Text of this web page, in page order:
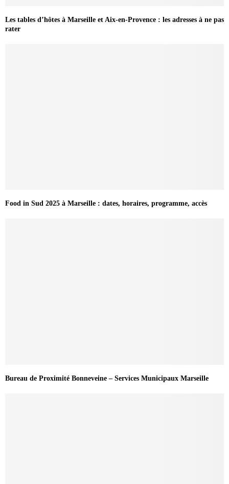
Les tables d’hôtes à Marseille et Aix-en-Provence : les adresses à ne pas
rater
Food in Sud 2025 à Marseille : dates, horaires, programme, accès
Bureau de Proximité Bonneveine – Services Municipaux Marseille